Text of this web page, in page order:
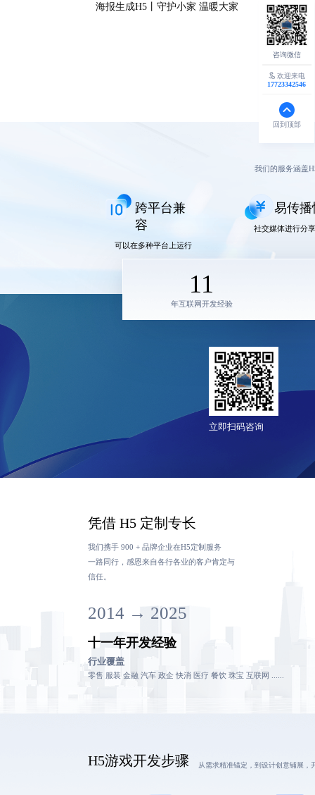
海报生成H5丨守护小家 温暖大家 MORE >
我们的服务涵盖
跨平台兼
容
可以在多种平台上运行
易传播
社交媒体进行分
11
年互联网开发经验
立即扫码咨询
凭借 H5 定制专长
我们携手 900 + 品牌企业在H5定制服务
一路同行，感恩来自各行各业的客户肯定与
信任。
2014 → 2025
十一年开发经验
行业覆盖
零售 服装 金融 汽车 政企 快消 医疗 餐饮 珠宝 互联网 ......
H5游戏开发步骤 从需求精准锚定，到设计创意铺展
欢迎来电
17723342546
回到顶部